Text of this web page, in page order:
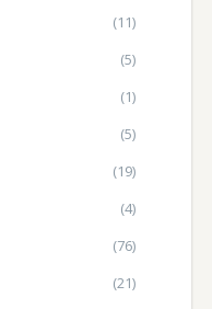
(11)
(5)
(1)
(5)
(19)
(4)
(76)
(21)